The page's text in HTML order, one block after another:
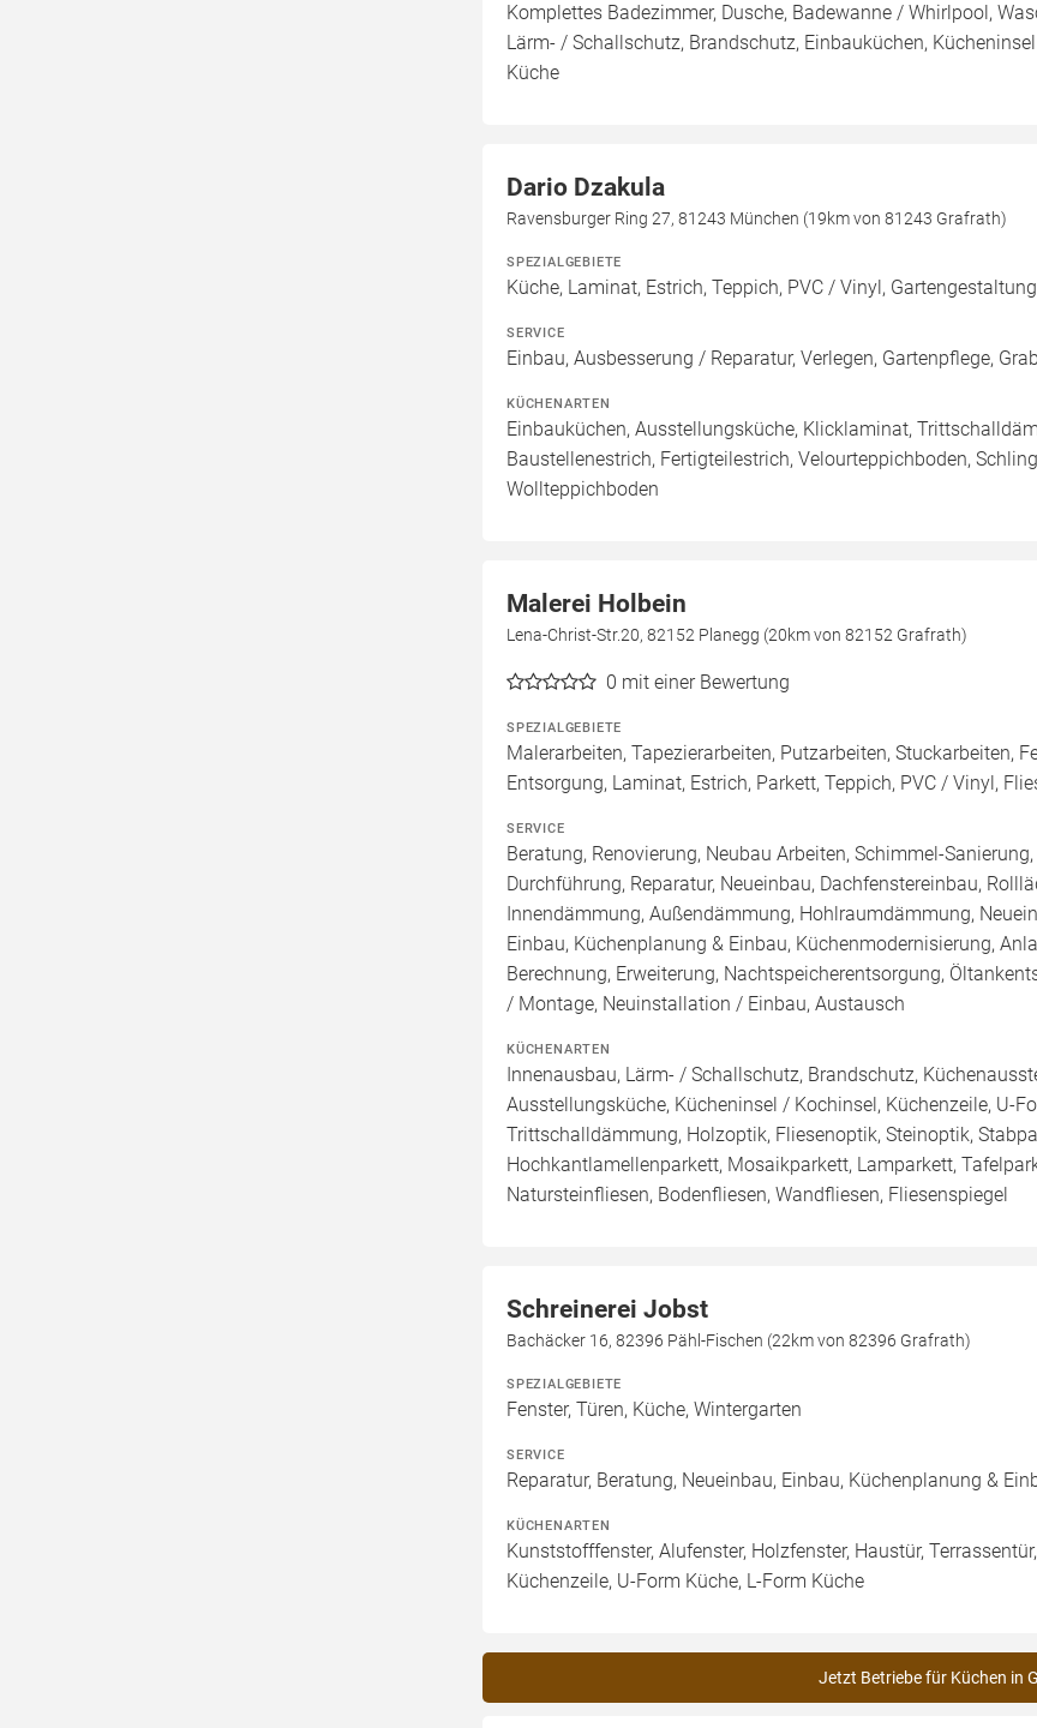
Komplettes Badezimmer, Dusche, Badewanne / Whirlpool,
Lärm- / Schallschutz, Brandschutz, Einbauküchen,
Küche
Dario Dzakula
Ravensburger Ring 27, 81243 München (19km von 81243 Grafrath)
SPEZIALGEBIETE
Küche, Laminat, Estrich, Teppich, PVC / Vinyl, Gartengestaltung
SERVICE
Einbau, Ausbesserung / Reparatur, Verlegen, Gartenpflege,
KÜCHENARTEN
Einbauküchen, Ausstellungsküche, Klicklaminat,
Baustellenestrich, Fertigteilestrich, Velourteppichboden,
Wollteppichboden
Malerei Holbein
Lena-Christ-Str.20, 82152 Planegg (20km von 82152 Grafrath)
0 mit einer Bewertung
SPEZIALGEBIETE
Malerarbeiten, Tapezierarbeiten, Putzarbeiten, Stuckarbeiten,
Entsorgung, Laminat, Estrich, Parkett, Teppich, PVC / Vinyl,
SERVICE
Beratung, Renovierung, Neubau Arbeiten, Schimmel-
Durchführung, Reparatur, Neueinbau, Dachfenstereinbau,
Innendämmung, Außendämmung, Hohlraumdämmung,
Einbau, Küchenplanung & Einbau, Küchenmodernisierung,
Berechnung, Erweiterung, Nachtspeicherentsorgung,
/ Montage, Neuinstallation / Einbau, Austausch
KÜCHENARTEN
Innenausbau, Lärm- / Schallschutz, Brandschutz,
Ausstellungsküche, Kücheninsel / Kochinsel, Küchenzeile, U-
Trittschalldämmung, Holzoptik, Fliesenoptik, Steinoptik,
Hochkantlamellenparkett, Mosaikparkett, Lamparkett,
Natursteinfliesen, Bodenfliesen, Wandfliesen, Fliesenspiegel
Schreinerei Jobst
Bachäcker 16, 82396 Pähl-Fischen (22km von 82396 Grafrath)
SPEZIALGEBIETE
Fenster, Türen, Küche, Wintergarten
SERVICE
Reparatur, Beratung, Neueinbau, Einbau, Küchenplanung &
KÜCHENARTEN
Kunststofffenster, Alufenster, Holzfenster, Haustür,
Küchenzeile, U-Form Küche, L-Form Küche
Jetzt Betriebe für Küchen in